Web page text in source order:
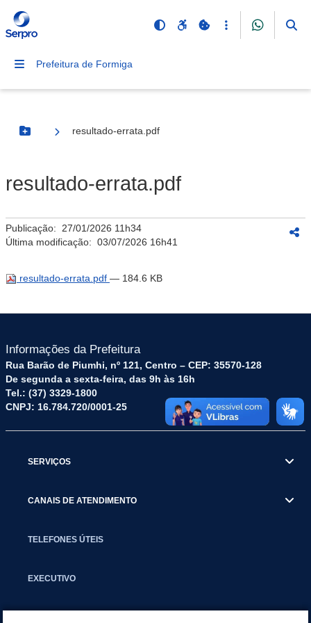
Prefeitura de Formiga
Botão Menu
resultado-errata.pdf
resultado-errata.pdf
Publicação: 27/01/2026 11h34
Última modificação: 03/07/2026 16h41
resultado-errata.pdf — 184.6 KB
Informações da Prefeitura
Rua Barão de Piumhi, nº 121, Centro – CEP: 35570-128
De segunda a sexta-feira, das 9h às 16h
Tel.: (37) 3329-1800
CNPJ: 16.784.720/0001-25
SERVIÇOS
CANAIS DE ATENDIMENTO
TELEFONES ÚTEIS
EXECUTIVO